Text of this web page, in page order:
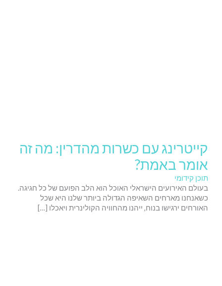
קייטרינג עם כשרות מהדרין: מה זה
אומר באמת?
תוכן קידומי
בעולם האירועים הישראלי האוכל הוא הלב הפועם של כל חגיגה.
כשאנחנו מארחים השאיפה הגדולה ביותר שלנו היא שכל
האורחים ירגישו בנוח, ייהנו מהחוויה הקולינרית ויאכלו […]